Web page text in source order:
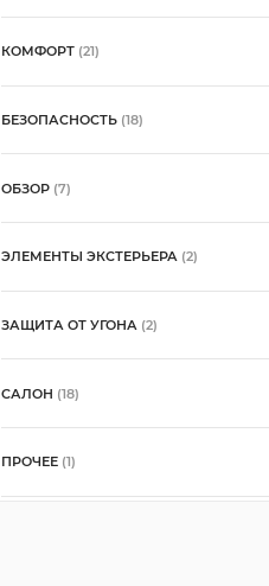
КОМФОРТ (21)
БЕЗОПАСНОСТЬ (18)
ОБЗОР (7)
ЭЛЕМЕНТЫ ЭКСТЕРЬЕРА (2)
ЗАЩИТА ОТ УГОНА (2)
САЛОН (18)
ПРОЧЕЕ (1)